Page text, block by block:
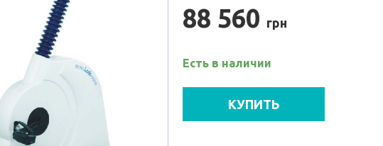
88 560 грн
Есть в наличии
КУПИТЬ